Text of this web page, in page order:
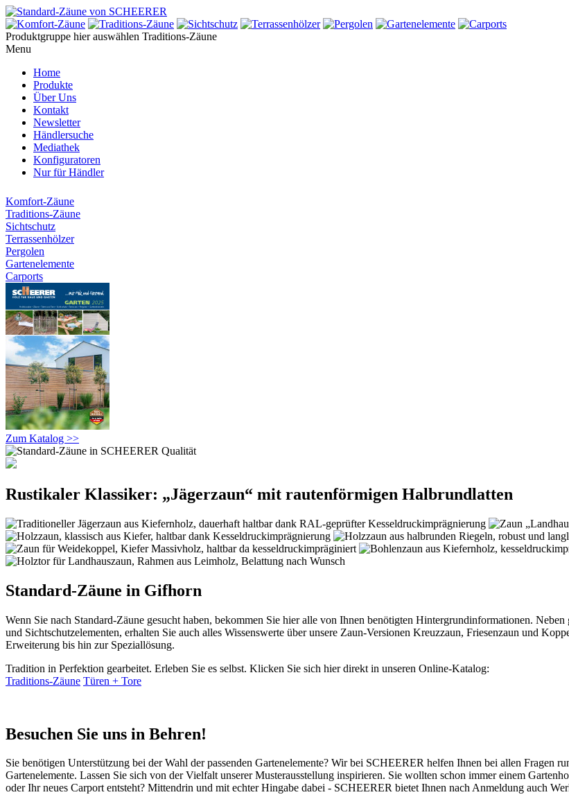
Produktgruppe hier auswählen Traditions-Zäune
Menu
Home
Produkte
Über Uns
Kontakt
Newsletter
Händlersuche
Mediathek
Konfiguratoren
Nur für Händler
Komfort-Zäune
Traditions-Zäune
Sichtschutz
Terrassenhölzer
Pergolen
Gartenelemente
Carports
Zum Katalog >>
Rustikaler Klassiker: „Jägerzaun“ mit rautenförmigen Halbrundlatten
Standard-Zäune in Gifhorn
Wenn Sie nach Standard-Zäune gesucht haben, bekommen Sie hier alle von Ihnen benötigten Hintergrundinformationen.
und Sichtschutzelementen, erhalten Sie auch alles Wissenswerte über unsere Zaun-Versionen Kreuzzaun, Friesenzaun und
Erweiterung bis hin zur Speziallösung.
Tradition in Perfektion gearbeitet. Erleben Sie es selbst. Klicken Sie sich hier direkt in unseren Online-Katalog:
Traditions-Zäune Türen + Tore
Besuchen Sie uns in Behren!
Sie benötigen Unterstützung bei der Wahl der passenden Gartenelemente? Wir bei SCHEERER helfen Ihnen bei allen Fragen
Gartenelemente. Lassen Sie sich von der Vielfalt unserer Musterausstellung inspirieren. Sie wollten schon immer einem
oder Ihr neues Carport entsteht? Mittendrin und mit echter Hingabe dabei - SCHEERER bietet Ihnen nach Anmeldung auch